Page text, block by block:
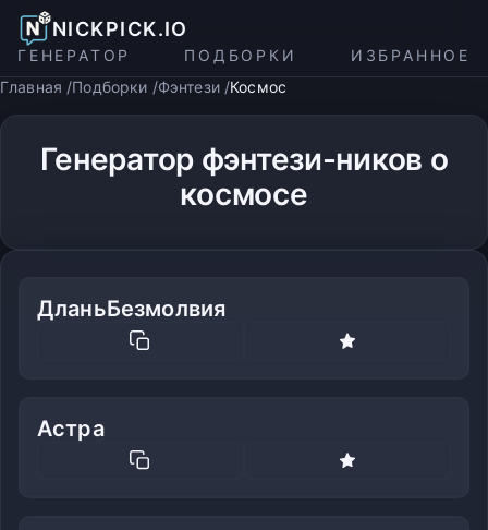
NICKPICK.IO
ГЕНЕРАТОР ПОДБОРКИ
ИЗБРАННОЕ
Главная
Подборки Фэнтези Космос
Генератор фэнтези-ников о
космосе
ДланьБезмолвия
Астра